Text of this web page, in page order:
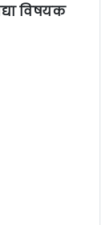
विषयक